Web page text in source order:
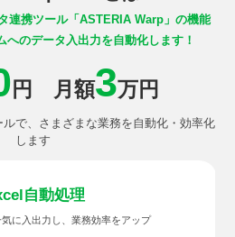
連携ツール「ASTERIA Warp」の機能
へのデータ入出力を自動化します！
円 月額3万円
で、さまざまな業務を自動化・効率化
します
自動処理
に入出力し、業務効率をアップ